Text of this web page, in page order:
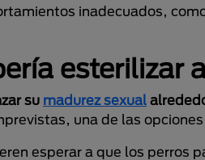
inadecuados,
esterilizar
su madurez sexual
una de las
esperar a que los perros